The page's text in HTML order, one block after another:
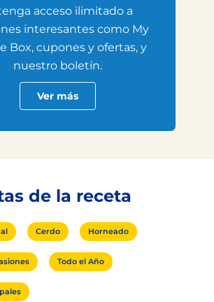
acceso ilimitado a
interesantes como My
Box, cupones y ofertas, y
nuestro boletín.
Ver más
de la receta
Cerdo Horneado
Todo el Año